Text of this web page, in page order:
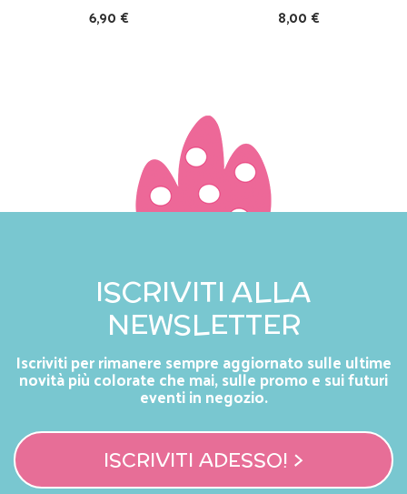
6,90 € 8,00 €
ISCRIVITI ALLA
NEWSLETTER
Iscriviti per rimanere sempre aggiornato sulle ultime
novità più colorate che mai, sulle promo e sui futuri
eventi in negozio.
ISCRIVITI ADESSO! >